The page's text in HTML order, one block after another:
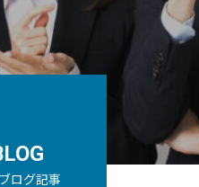
現！
ログ記事